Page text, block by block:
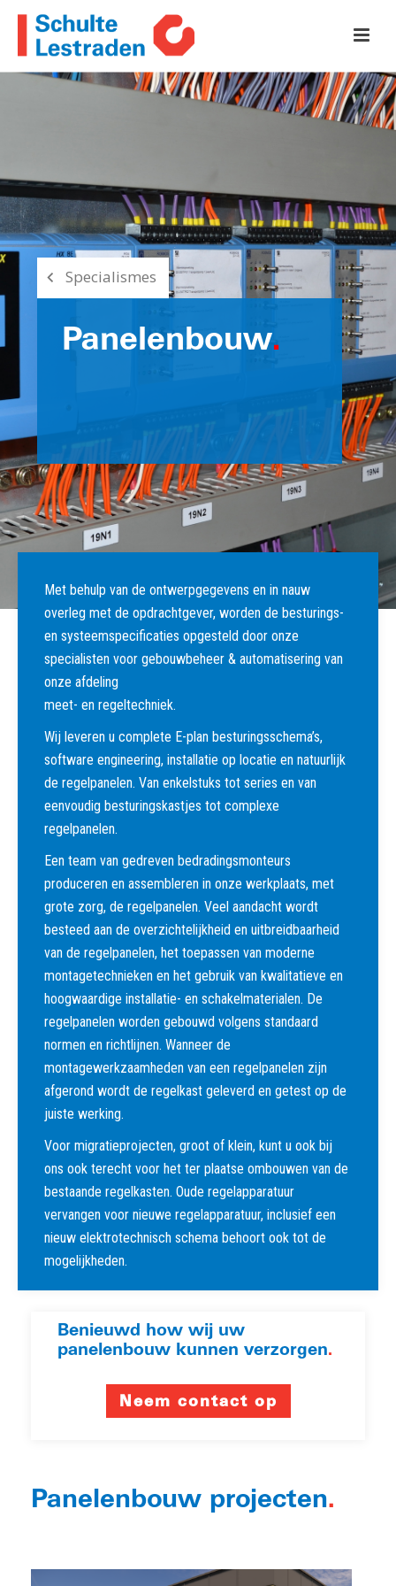
Specialismes
Panelenbouw.
Met behulp van de ontwerpgegevens en in nauw
overleg met de opdrachtgever, worden de besturings-
en systeemspecificaties opgesteld door onze
specialisten voor gebouwbeheer & automatisering van
onze afdeling
meet- en regeltechniek.
Wij leveren u complete E-plan besturingsschema’s,
software engineering, installatie op locatie en natuurlijk
de regelpanelen. Van enkelstuks tot series en van
eenvoudig besturingskastjes tot complexe
regelpanelen.
Een team van gedreven bedradingsmonteurs
produceren en assembleren in onze werkplaats, met
grote zorg, de regelpanelen. Veel aandacht wordt
besteed aan de overzichtelijkheid en uitbreidbaarheid
van de regelpanelen, het toepassen van moderne
montagetechnieken en het gebruik van kwalitatieve en
hoogwaardige installatie- en schakelmaterialen. De
regelpanelen worden gebouwd volgens standaard
normen en richtlijnen. Wanneer de
montagewerkzaamheden van een regelpanelen zijn
afgerond wordt de regelkast geleverd en getest op de
juiste werking.
Voor migratieprojecten, groot of klein, kunt u ook bij
ons ook terecht voor het ter plaatse ombouwen van de
bestaande regelkasten. Oude regelapparatuur
vervangen voor nieuwe regelapparatuur, inclusief een
nieuw elektrotechnisch schema behoort ook tot de
mogelijkheden.
Benieuwd how wij uw
panelenbouw kunnen verzorgen.
Neem contact op
Panelenbouw projecten.